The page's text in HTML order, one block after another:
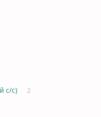
с/с) 2